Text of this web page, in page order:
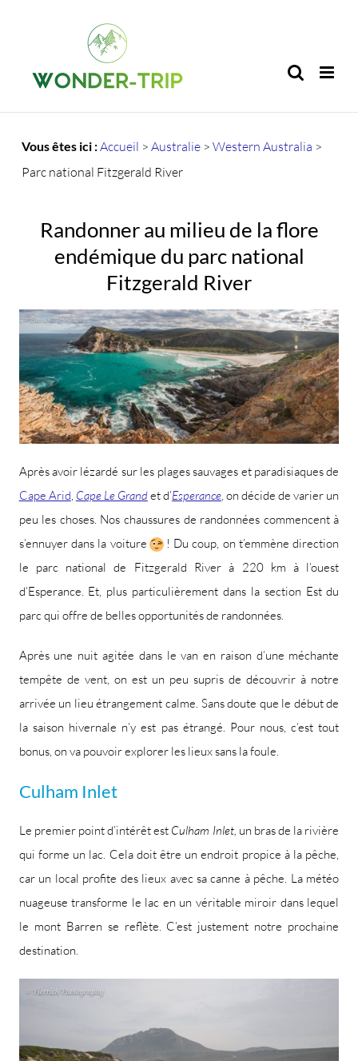
Vous êtes ici :Accueil > Australie> Western Australia >
Parc national Fitzgerald River
Randonner au milieu de la flore
endémique du parc national
Fitzgerald River
Après avoir lézardé sur les plages sauvages et paradisiaques de
Cape Arid, Cape Le Grandet d’Esperance, on décide de varier un
peu les choses. Nos chaussures de randonnées commencent à
s’ennuyer dans la voiture
! Du coup, on t’emmène direction
le parc national de Fitzgerald River à 220 km à l’ouest
d’Esperance. Et, plus particulièrement dans la section Est du
parc qui offre de belles opportunités de randonnées.
Après une nuit agitée dans le van en raison d’une méchante
tempête de vent, on est un peu supris de découvrir à notre
arrivée un lieu étrangement calme. Sans doute que le début de
la saison hivernale n’y est pas étrangé. Pour nous, c’est tout
bonus, on va pouvoir explorer les lieux sans la foule.
Culham Inlet
Le premier point d’intérêt est Culham Inlet, un bras de la rivière
qui forme un lac. Cela doit être un endroit propice à la pêche,
car un local profite des lieux avec sa canne à pêche. La météo
nuageuse transforme le lac en un véritable miroir dans lequel
le mont Barren se reflète. C’est justement notre prochaine
destination.